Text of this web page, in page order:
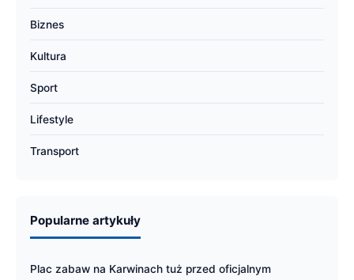
Biznes
Kultura
Sport
Lifestyle
Transport
Popularne artykuły
Plac zabaw na Karwinach tuż przed oficjalnym